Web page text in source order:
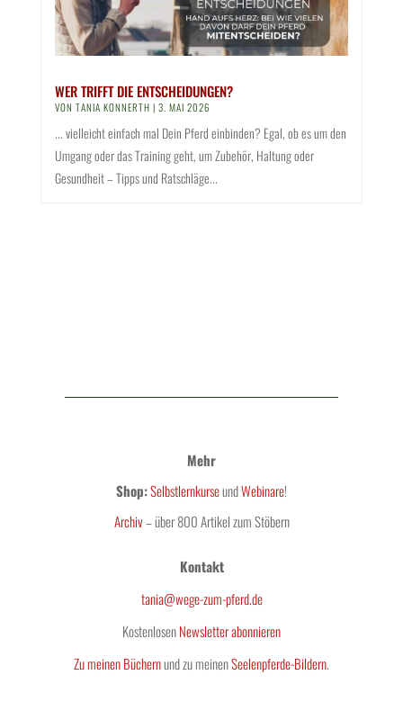
WER TRIFFT DIE ENTSCHEIDUNGEN?
VON TANIA KONNERTH | 3. MAI 2026
... vielleicht einfach mal Dein Pferd einbinden? Egal, ob es um den
Umgang oder das Training geht, um Zubehör, Haltung oder
Gesundheit – Tipps und Ratschläge...
Mehr
Shop:SelbstlernkurseundWebinare!
Archiv– über 800 Artikel zum Stöbern
Kontakt
tania@wege-zum-pferd.de
KostenlosenNewsletter abonnieren
Zu meinen Büchernund zu meinenSeelenpferde-Bildern.